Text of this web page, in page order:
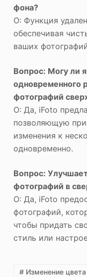
фона?
О: Функция
обеспечивая
ваших
Вопрос: Могу ли
одновременного
фотографий
О: Да, iFoto
позволяющую
изменения к
одновременно.
Вопрос:
фотографий в
О: Да, iFoto
фотографий,
чтобы придать
стиль или
# Изменение цвета